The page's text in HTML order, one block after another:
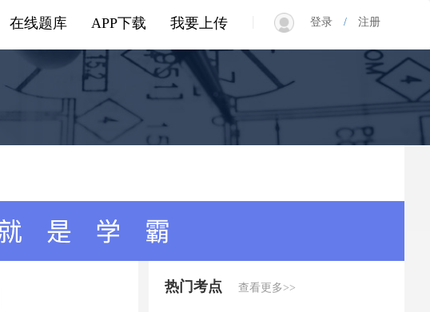
登录 / 注册
我要上传
APP下载
在线题库
热门考点 查看更多>>